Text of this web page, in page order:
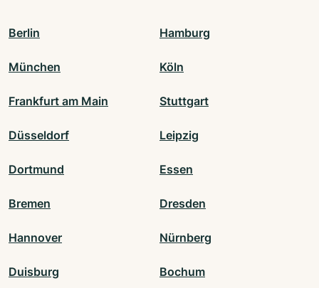
Berlin Hamburg
München Köln
Frankfurt am Main Stuttgart
Düsseldorf Leipzig
Dortmund Essen
Bremen Dresden
Hannover Nürnberg
Duisburg Bochum